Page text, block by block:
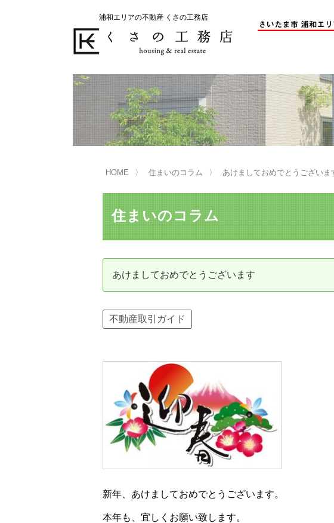
浦和エリアの不動産 くさの工務店
不動産の売却をお考えのお客様
くさの工務店が選ばれる理由 売却活動
買い替えサポート はじめての売却
不動産の相続 売却前の修繕・リフォ
売却の流れ（手順）
不動産売却の詳しい流れ
不動産の引き渡し 不動産の残代金の受領
不動産の購入をお考えのお客様
くさの工務店が選ばれる理由 購入されたお客様の声
住宅ローン控除・消費税について
リニュアル仲介とは
資産価値の減りにくい住宅購入 中古だから安心して購
HOME 住まいのコラム あけましておめでとうございま
住まいのコラム
あけましておめでとうございます
不動産取引ガイド
新年、あけましておめでとうございます。
本年も、宜しくお願い致します。